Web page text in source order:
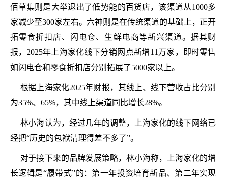
佰草集则是大举退出了低势能的百货店，该渠道从1000多
家减少至300家左右。六神则是在传统渠道的基础上，正开
拓零食折扣店、闪电仓、生鲜电商等新兴渠道。据其财
报，2025年上海家化线下分销网点新增11万家，即时零售
如闪电仓和零食折扣店分别拓展了5000家以上。
根据上海家化2025年财报，其线上、线下营收占比分别
为35%、65%，其中线上渠道同比增长28%。
林小海认为，经过几年的调整，上海家化的线下网络已
经把“历史的包袱清理得差不多了”。
对于接下来的品牌发展策略，林小海称，上海家化的增
长逻辑是“履带式”的：第一年投资培育新品、第二年实现